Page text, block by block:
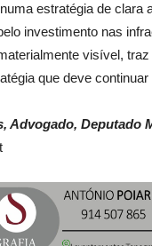
estratégia de
investimento nas
visível,
que deve
Advogado, Deputado